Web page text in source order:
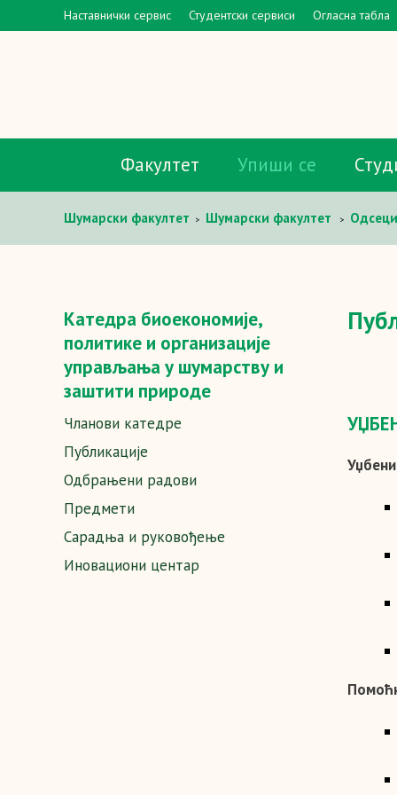
Наставнички сервис Студентски сервиси Огласна табла
Факултет Упиши се
Шумaрски факултет > Шумарски факултет > Одсеци
Катедра биоекономије,
политике и организације
управљања у шумарству и
заштити природе
Чланови катедре
Публикације
Одбрањени радови
Предмети
Сарадња и руковођење
Иновациони центар